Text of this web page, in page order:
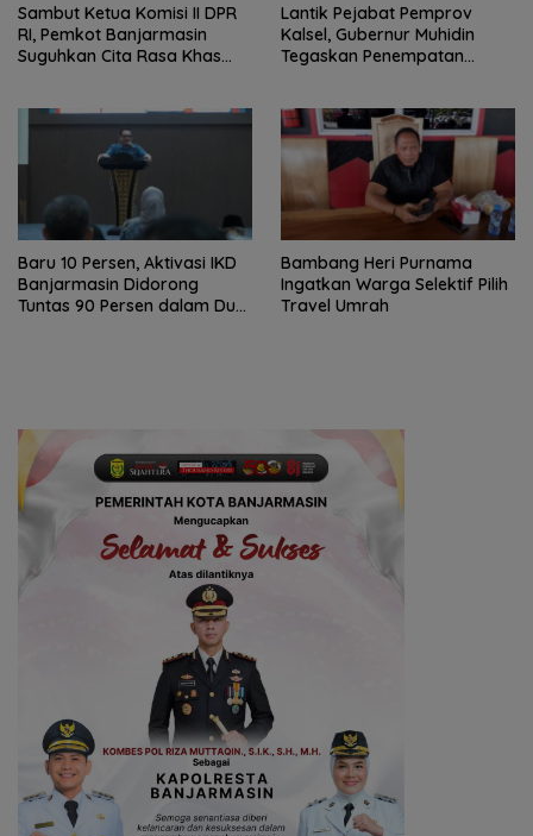
Sambut Ketua Komisi II DPR
RI, Pemkot Banjarmasin
Suguhkan Cita Rasa Khas
Lantik Pejabat Pemprov
Kalsel, Gubernur Muhidin
Tegaskan Penempatan
Baru 10 Persen, Aktivasi IKD
Banjarmasin Didorong
Tuntas 90 Persen dalam Dua
Bambang Heri Purnama
Ingatkan Warga Selektif Pilih
Travel Umrah